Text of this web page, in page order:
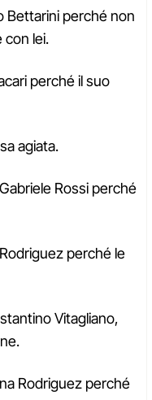
Bettarini perché non
con lei.
perché il suo
agiata.
Rossi perché
perché le
Vitagliano,
Rodriguez perché